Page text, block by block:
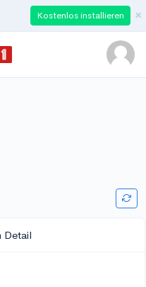
Kostenlos installieren ×
Detail